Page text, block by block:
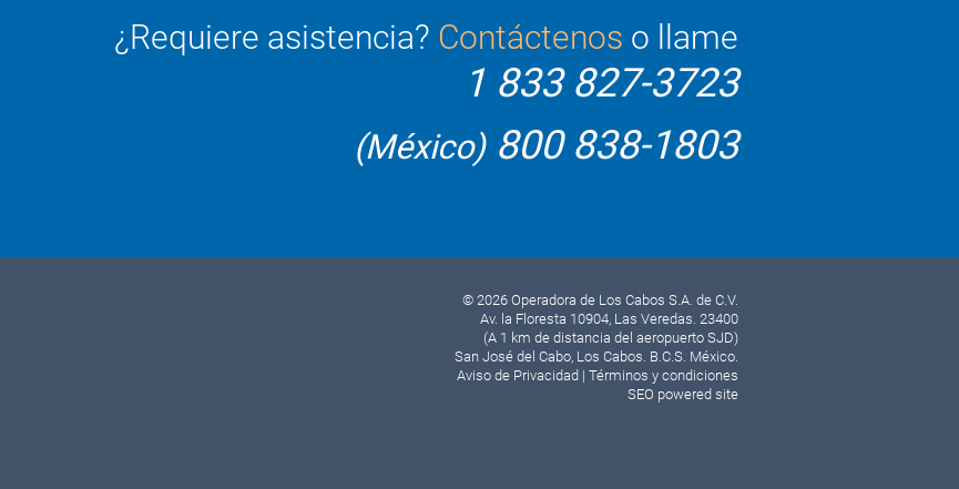
¿Requiere asistencia? Contáctenos o llame
1 833 827-3723
(México)800 838-1803
© 2026 Operadora de Los Cabos S.A. de C.V.
Av. la Floresta 10904, Las Veredas. 23400
(A 1 km de distancia del aeropuerto SJD)
San José del Cabo, Los Cabos. B.C.S. México.
Aviso de Privacidad | Términos y condiciones
SEO powered site